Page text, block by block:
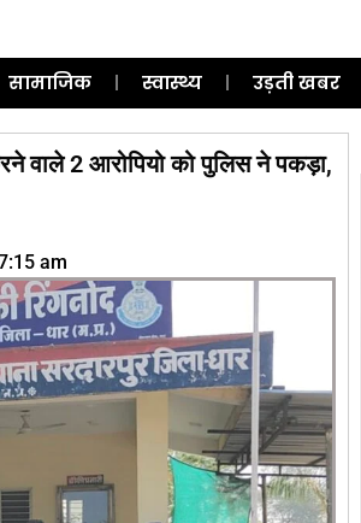
सामाजिक स्वास्थ्य उड़ती खबर
वाले 2 आरोपियो को पुलिस ने पकड़ा,
am